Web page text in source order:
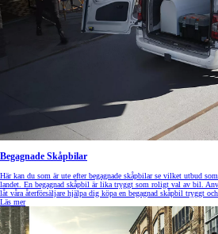
Begagnade Skåpbilar
Här kan du som är ute efter begagnade skåpbilar se vilket utbud
landet. En begagnad skåpbil är lika tryggt som roligt val av bil.
låt våra återförsäljare hjälpa dig köpa en begagnad skåpbil tryggt
Läs mer